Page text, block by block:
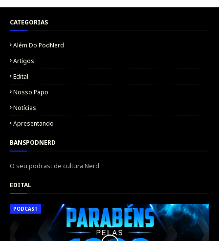
CATEGORIAS
Além Do PodNerd
Artigos
Edital
Nosso Papo
Notícias
Apresentando
BANSPODNERD
O seu podcast de cultura Nerd
EDITAL
PODCAST